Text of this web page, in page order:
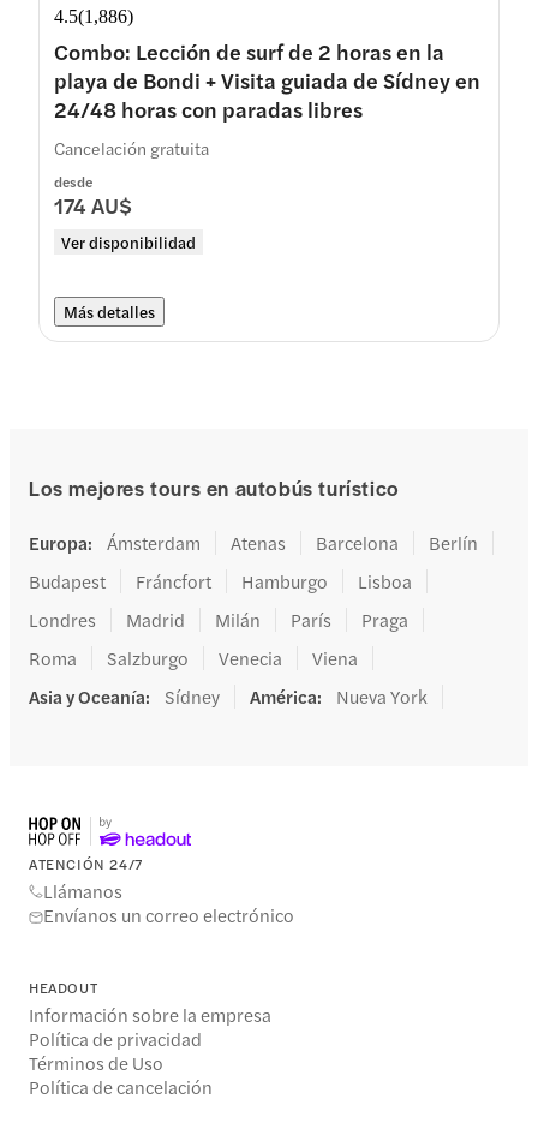
4.5(1,886)
Combo: Lección de surf de 2 horas en la
playa de Bondi + Visita guiada de Sídney en
24/48 horas con paradas libres
desde
174 AU$
Ver disponibilidad
Cancelación gratuita
Más detalles
Los mejores tours en autobús turístico
Europa: Ámsterdam Atenas Barcelona
Berlín
Budapest
Fráncfort Hamburgo
Lisboa
Londres
Madrid Milán París
Praga
Roma
Salzburgo Venecia
Viena
Asia y Oceanía: Sídney América: Nueva York
ATENCIÓN 24/7
Llámanos
Envíanos un correo electrónico
HEADOUT
Información sobre la empresa
Política de privacidad
Términos de Uso
Política de cancelación